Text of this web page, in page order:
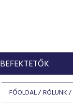
BEFEKTETŐK
FŐOLDAL RÓLUNK